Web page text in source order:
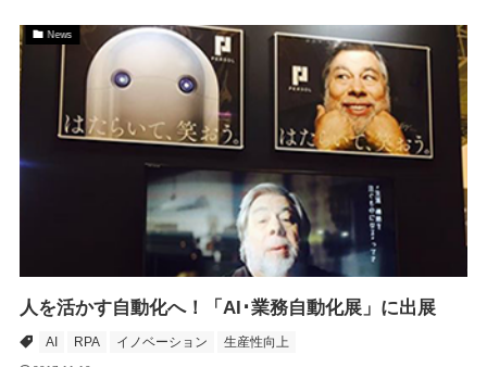
News
人を活かす自動化へ！「AI･業務自動化展」に出展
AI RPA イノベーション 生産性向上